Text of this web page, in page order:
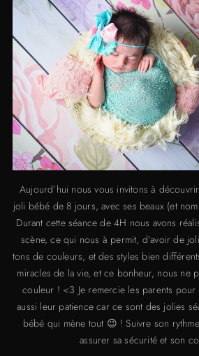
Aujourd’hui nous vous invitons à
joli bébé de 8 jours, avec ses beaux (et
Durant cette séance de 4H nous avons
scène, ce qui nous à permit, d’avoir de
tons de couleurs, et des styles bien
miracles de la vie, et ce bonheur, nous ne
couleur ! <3 Je remercie les parents pour
aussi leur patience car ce sont des jolies
bébé qui mène tout 😉 ! Suivre son
assurer sa sécurité et son